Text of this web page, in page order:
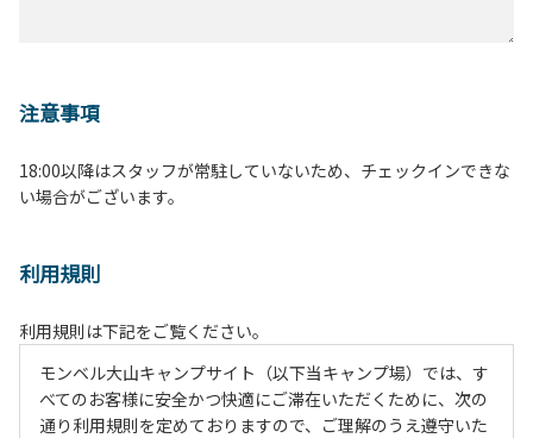
注意事項
18:00以降はスタッフが常駐していないため、チェックインできな
い場合がございます。
利用規則
利用規則は下記をご覧ください。
モンベル大山キャンプサイト（以下当キャンプ場）では、す
べてのお客様に安全かつ快適にご滞在いただくために、次の
通り利用規則を定めておりますので、ご理解のうえ遵守いた